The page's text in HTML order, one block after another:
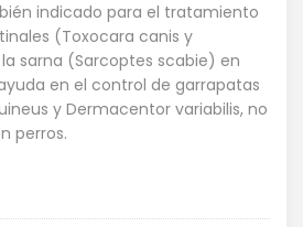
indicado para el tratamiento
(Toxocara canis y
sarna (Sarcoptes scabie) en
en el control de garrapatas
y Dermacentor variabilis, no
perros.